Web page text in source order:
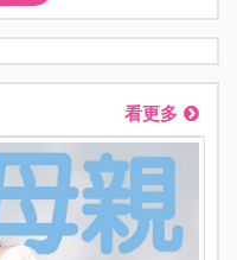
看更多